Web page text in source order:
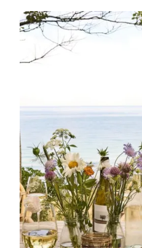
Læs mere